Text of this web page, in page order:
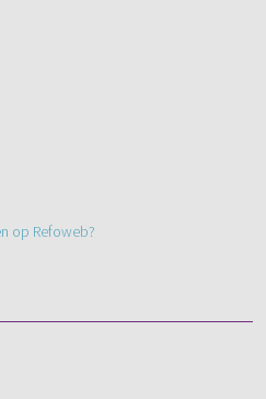
op Refoweb?